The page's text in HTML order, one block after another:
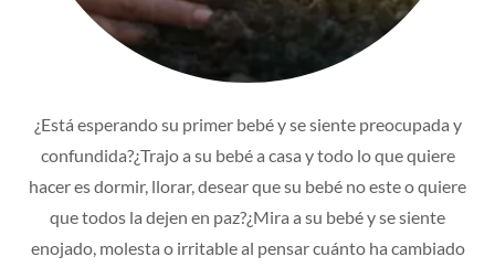
¿Está esperando su primer bebé y se siente preocupada y
confundida?¿Trajo a su bebé a casa y todo lo que quiere
hacer es dormir, llorar, desear que su bebé no este o quiere
que todos la dejen en paz?¿Mira a su bebé y se siente
enojado, molesta o irritable al pensar cuánto ha cambiado